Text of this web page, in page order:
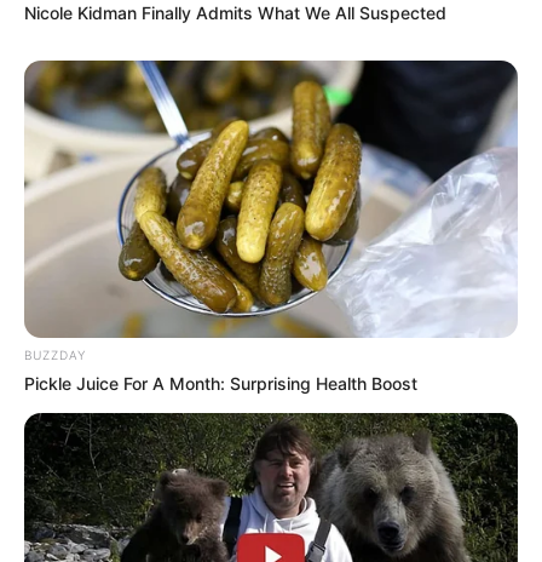
(foto: instagram/fatehhalilintar)
FAQ
Siapa Fateh Halilintar?
Dia adalah YouTuber kelahiran Kuala Lumpur, Malaysia.
Siapa nama asl Fateh Halilintar?
Nama aslinya adalah Muhammad Al-Fateh Halilintar.
Apa yang membuat Fateh Halilintarmenjadi terkenal?
membuat konten di media sosial.
Fateh Halilintar asalnya dari mana?
Dia berasal dari indonesia.
Berapa umur Fateh Halilintar?
Nicole Kidman Finally Admits What We All Suspected
BUZZDAY
Pickle Juice For A Month: Surprising Health Boost